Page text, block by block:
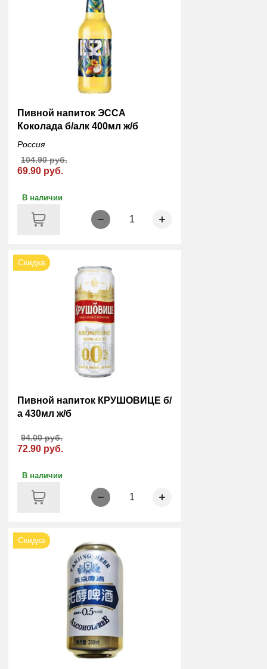
Пивной напиток ЭССА
Коколада б/алк 400мл ж/б
Россия
69.90 руб.
104.90 руб.
В наличии
1
Скидка
Пивной напиток КРУШОВИЦЕ б/
а 430мл ж/б
72.90 руб.
94.00 руб.
В наличии
1
Скидка